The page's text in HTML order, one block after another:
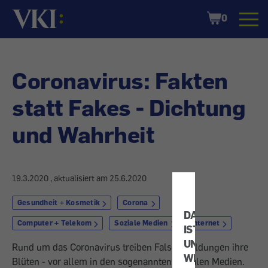
DATENSCHUTZ
IST
UNS
WICHTIG!
Startseite
Shopping
Cart
0
Coronavirus: Fakten
statt Fakes - Dichtung
und Wahrheit
19.3.2020 , aktualisiert am 25.6.2020
Gesundheit + Kosmetik Corona
Computer + Telekom Soziale Medien Internet
Rund um das Coronavirus treiben Falschmeldungen ihre
Blüten - vor allem in den sogenannten Sozialen Medien.